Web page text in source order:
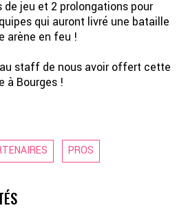
jeu et 2 prolongations pour
qui auront livré une bataille
arène en feu !
staff de nous avoir offert cette
à Bourges !
PROS